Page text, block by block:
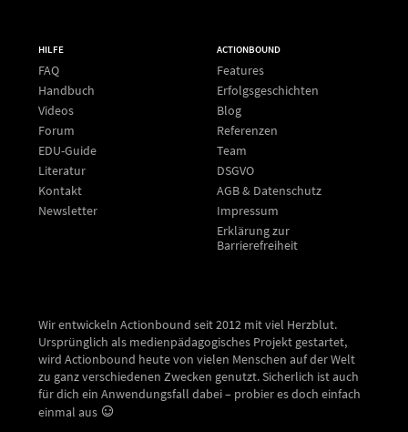
HILFE
FAQ
Handbuch
Videos
Forum
EDU-Guide
Literatur
Kontakt
Newsletter
ACTIONBOUND
Features
Erfolgsgeschichten
Blog
Referenzen
Team
DSGVO
AGB & Datenschutz
Impressum
Erklärung zur
Barrierefreiheit
Wir entwickeln Actionbound seit 2012 mit viel Herzblut.
Ursprünglich als medienpädagogisches Projekt gestartet,
wird Actionbound heute von vielen Menschen auf der Welt
zu ganz verschiedenen Zwecken genutzt. Sicherlich ist auch
für dich ein Anwendungsfall dabei – probier es doch einfach
einmal aus